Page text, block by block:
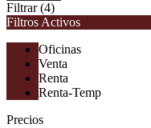
Filtrar (4)
Filtros Activos
Oficinas
Venta
Renta
Renta-Temp
Precios